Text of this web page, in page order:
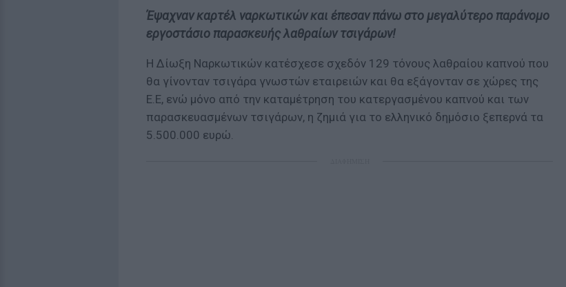
Έψαχναν καρτέλ ναρκωτικών και έπεσαν πάνω στο μεγαλύτερο παράνομο
εργοστάσιο παρασκευής λαθραίων τσιγάρων!
Η Δίωξη Ναρκωτικών κατέσχεσε σχεδόν 129 τόνους λαθραίου καπνού που
θα γίνονταν τσιγάρα γνωστών εταιρειών και θα εξάγονταν σε χώρες της
Ε.Ε, ενώ μόνο από την καταμέτρηση του κατεργασμένου καπνού και των
παρασκευασμένων τσιγάρων, η ζημιά για το ελληνικό δημόσιο ξεπερνά τα
5.500.000 ευρώ.